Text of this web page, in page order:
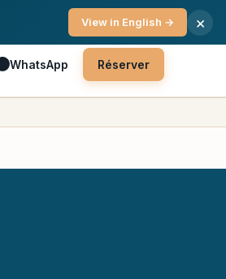
WhatsApp Réserver
View in English → ×